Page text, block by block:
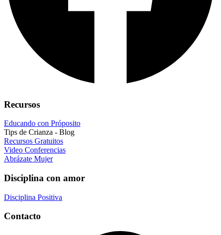
Recursos
Educando con Próposito
Tips de Crianza - Blog
Recursos Gratuitos
Video Conferencias
Abrázate Mujer
Disciplina con amor
Disciplina Positiva
Contacto